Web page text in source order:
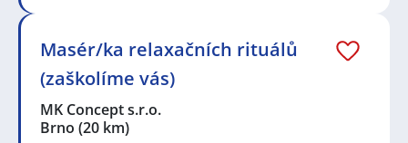
Masér/ka relaxačních rituálů
(zaškolíme vás)
MK Concept s.r.o.
Brno (20 km)